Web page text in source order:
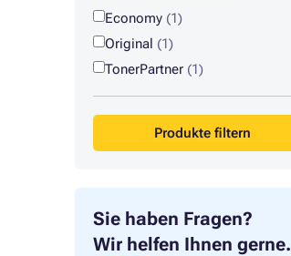
Economy (1)
Original (1)
TonerPartner (1)
Produkte filtern
Sie haben Fragen?
Wir helfen Ihnen gerne.